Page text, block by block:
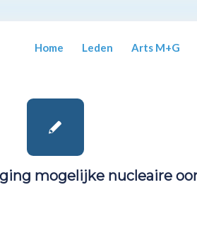
Home Leden Arts M+G
mogelijke nucleaire